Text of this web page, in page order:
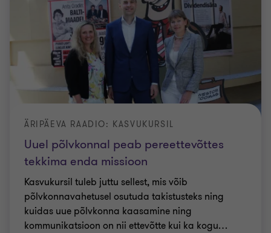
Uuel põlvkonnal peab pereettevõttes
tekkima enda missioon
ÄRIPÄEVA RAADIO: KASVUKURSIL
Kasvukursil tuleb juttu sellest, mis võib
põlvkonnavahetusel osutuda takistusteks ning
kuidas uue põlvkonna kaasamine ning
kommunikatsioon on nii ettevõtte kui ka kogu…